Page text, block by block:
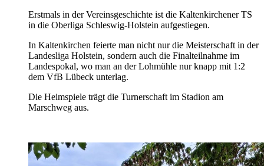
Erstmals in der Vereinsgeschichte ist die Kaltenkirchener TS
in die Oberliga Schleswig-Holstein aufgestiegen.
In Kaltenkirchen feierte man nicht nur die Meisterschaft in der
Landesliga Holstein, sondern auch die Finalteilnahme im
Landespokal, wo man an der Lohmühle nur knapp mit 1:2
dem VfB Lübeck unterlag.
Die Heimspiele trägt die Turnerschaft im Stadion am
Marschweg aus.